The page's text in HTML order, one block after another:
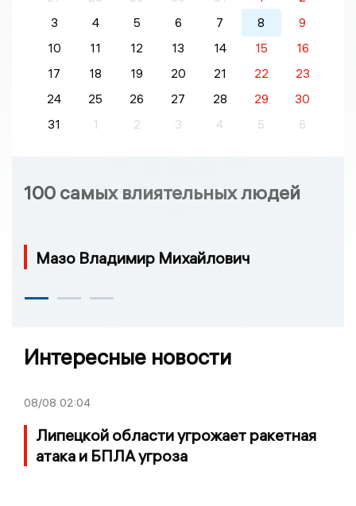
3
4 5 6 7 8
9
10
11 12 13 14 15
16
17
18 19 20 21 22
23
24
25 26 27 28 29
30
31
1 2 3 4 5 6
100 самых влиятельных людей
Мазо Владимир Михайлович
Интересные новости
08/08 02:04
Липецкой области угрожает ракетная
атака и БПЛА угроза